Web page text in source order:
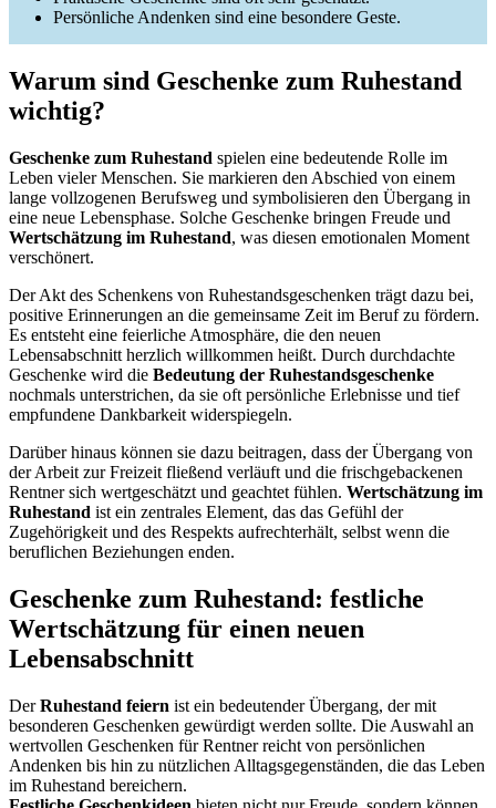
Persönliche Andenken sind eine besondere Geste.
Warum sind Geschenke zum Ruhestand
wichtig?
Geschenke zum Ruhestand spielen eine bedeutende Rolle im
Leben vieler Menschen. Sie markieren den Abschied von einem
lange vollzogenen Berufsweg und symbolisieren den Übergang in
eine neue Lebensphase. Solche Geschenke bringen Freude und
Wertschätzung im Ruhestand, was diesen emotionalen Moment
verschönert.
Der Akt des Schenkens von Ruhestandsgeschenken trägt dazu bei,
positive Erinnerungen an die gemeinsame Zeit im Beruf zu fördern.
Es entsteht eine feierliche Atmosphäre, die den neuen
Lebensabschnitt herzlich willkommen heißt. Durch durchdachte
Geschenke wird die Bedeutung der Ruhestandsgeschenke
nochmals unterstrichen, da sie oft persönliche Erlebnisse und tief
empfundene Dankbarkeit widerspiegeln.
Darüber hinaus können sie dazu beitragen, dass der Übergang von
der Arbeit zur Freizeit fließend verläuft und die frischgebackenen
Rentner sich wertgeschätzt und geachtet fühlen. Wertschätzung im
Ruhestand ist ein zentrales Element, das das Gefühl der
Zugehörigkeit und des Respekts aufrechterhält, selbst wenn die
beruflichen Beziehungen enden.
Geschenke zum Ruhestand: festliche
Wertschätzung für einen neuen
Lebensabschnitt
DerRuhestand feiern ist ein bedeutender Übergang, der mit
besonderen Geschenken gewürdigt werden sollte. Die Auswahl an
wertvollen Geschenken für Rentner reicht von persönlichen
Andenken bis hin zu nützlichen Alltagsgegenständen, die das Leben
im Ruhestand bereichern.